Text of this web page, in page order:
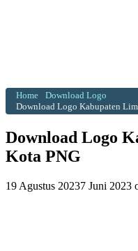
Home
Download Logo
Download Logo Kabupaten
Download Logo
Kota PNG
19 Agustus 20237 Juni 2023